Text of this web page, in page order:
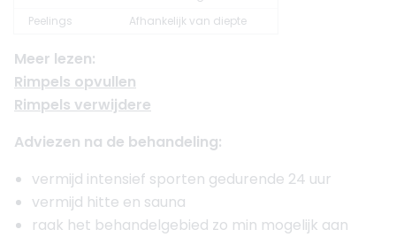
Peelings
Afhankelijk van diepte
Meer lezen:
Rimpels opvullen
Rimpels verwijdere
Adviezen na de behandeling:
vermijd intensief sporten gedurende 24 uur
vermijd hitte en sauna
raak het behandelgebied zo min mogelijk aan